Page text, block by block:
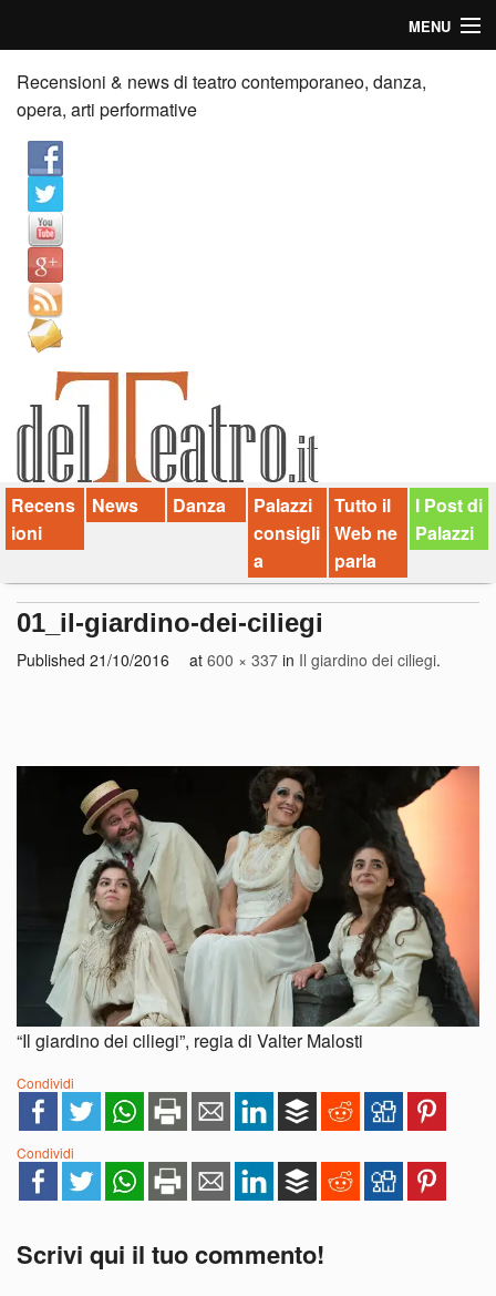
MENU
Home
Recensioni
Anticipazioni
News
Palazzi consiglia
Video
Chi siamo
Contatti
dT in English
Recensioni & news di teatro contemporaneo, danza,
opera, arti performative
Recens
ioni
News Danza
Palazzi
consigli
a
Tutto il
Web ne
parla
I Post di
Palazzi
01_il-giardino-dei-ciliegi
Published 21/10/2016 at 600 × 337 in Il giardino dei ciliegi.
“Il giardino dei ciliegi”, regia di Valter Malosti
Condividi
Condividi
Scrivi qui il tuo commento!